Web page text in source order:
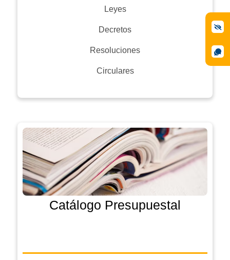
Leyes
Decretos
Resoluciones
Circulares
Catálogo Presupuestal